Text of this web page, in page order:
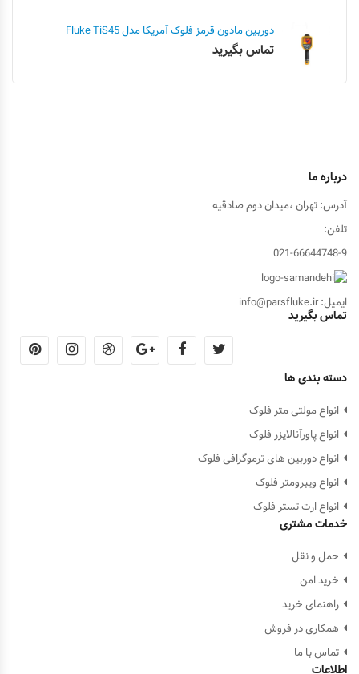
دوربین مادون قرمز فلوک آمریکا مدل Fluke TiS45
تماس بگیرید
درباره ما
آدرس: تهران ،میدان دوم صادقیه
تلفن:
021-66644748-9
ایمیل: info@parsfluke.ir
تماس بگیرید
دسته بندی ها
انواع مولتی متر فلوک
انواع پاورآنالایزر فلوک
انواع دوربین های ترموگرافی فلوک
انواع ویبرومتر فلوک
انواع ارت تستر فلوک
خدمات مشتری
حمل و نقل
خرید امن
راهنمای خرید
همکاری در فروش
تماس با ما
اطلاعات